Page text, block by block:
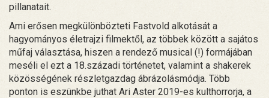
pillanatait.
Ami erősen megkülönbözteti Fastvold alkotását a
hagyományos életrajzi filmektől, az többek között a sajátos
műfaj választása, hiszen a rendező musical (!) formájában
meséli el ezt a 18.századi történetet, valamint a shakerek
közösségének részletgazdag ábrázolásmódja. Több
ponton is eszünkbe juthat Ari Aster 2019-es kulthorrorja, a